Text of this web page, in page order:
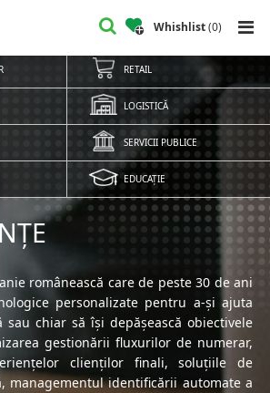
Whishlist(0)
RETAIL
LOGISTICĂ
SERVICII PUBLICE
EDUCAȚIE
românească care de peste 30 de ani
personalizate pentru a-și ajuta
chiar să își depășească obiectivele
gestionării fluxurilor de numerar,
clienților finali, soluțiile de
managementul identificării automate a